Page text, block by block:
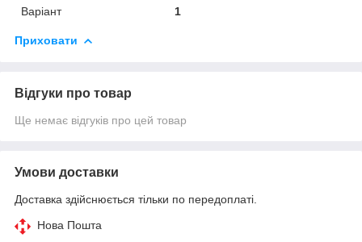
Варіант
1
Приховати
Відгуки про товар
Ще немає відгуків про цей товар
Умови доставки
Доставка здійснюється тільки по передоплаті.
Нова Пошта